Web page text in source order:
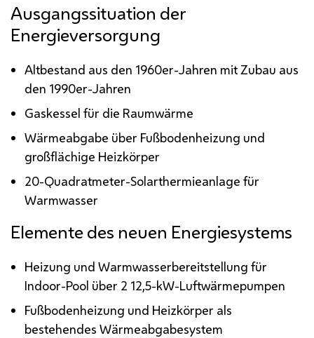
Ausgangssituation der
Energieversorgung
Altbestand aus den 1960er-Jahren mit Zubau aus
den 1990er-Jahren
Gaskessel für die Raumwärme
Wärmeabgabe über Fußbodenheizung und
großflächige Heizkörper
20-Quadratmeter-Solarthermieanlage für
Warmwasser
Elemente des neuen Energiesystems
Heizung und Warmwasserbereitstellung für
Indoor-Pool über 2 12,5-kW-Luftwärmepumpen
Fußbodenheizung und Heizkörper als
bestehendes Wärmeabgabesystem